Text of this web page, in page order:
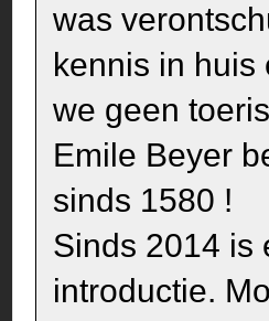
was
kennis in
we geen
Emile Beyer
sinds 1580 !
Sinds 2014 is
introductie.